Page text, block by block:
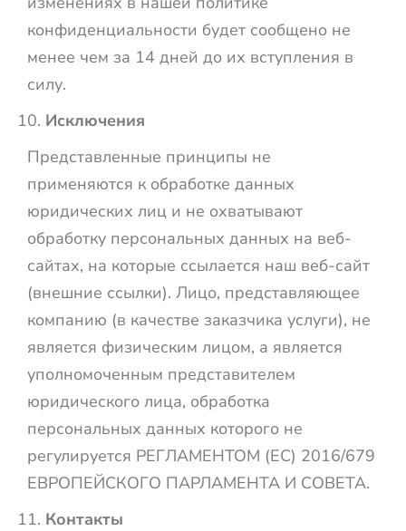
конфиденциальности будет сообщено не
менее чем за 14 дней до их вступления в
силу.
Исключения
Представленные принципы не
применяются к обработке данных
юридических лиц и не охватывают
обработку персональных данных на веб-
сайтах, на которые ссылается наш веб-сайт
(внешние ссылки). Лицо, представляющее
компанию (в качестве заказчика услуги), не
является физическим лицом, а является
уполномоченным представителем
юридического лица, обработка
персональных данных которого не
регулируется РЕГЛАМЕНТОМ (ЕС) 2016/679
ЕВРОПЕЙСКОГО ПАРЛАМЕНТА И СОВЕТА.
Контакты